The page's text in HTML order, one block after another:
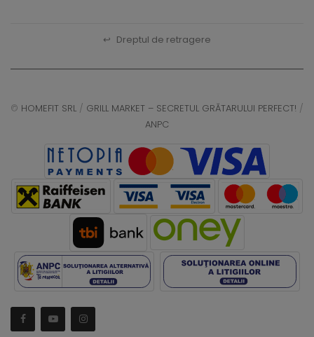
↩ Dreptul de retragere
© HOMEFIT SRL / GRILL MARKET – SECRETUL GRĂTARULUI PERFECT! /
ANPC